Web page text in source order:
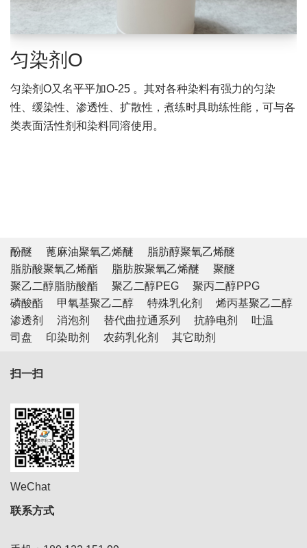
匀染剂O
匀染剂O又名平平加O-25 。其对各种染料有强力的匀染
性、缓染性、渗透性、扩散性，煮练时具助练性能，可与各
类表面活性剂和染料同溶使用。
酚醚 蓖麻油聚氧乙烯醚
脂肪醇聚氧乙烯醚
脂肪酸聚氧乙烯酯
脂肪胺聚氧乙烯醚
聚醚
聚乙二醇脂肪酸酯
聚乙二醇PEG
聚丙二醇PPG
磷酸酯
甲氧基聚乙二醇 特殊乳化剂
烯丙基聚乙二醇
渗透剂
消泡剂 替代曲拉通系列 抗静电剂
吐温
司盘
印染助剂 农药乳化剂 其它助剂
扫一扫
WeChat
联系方式